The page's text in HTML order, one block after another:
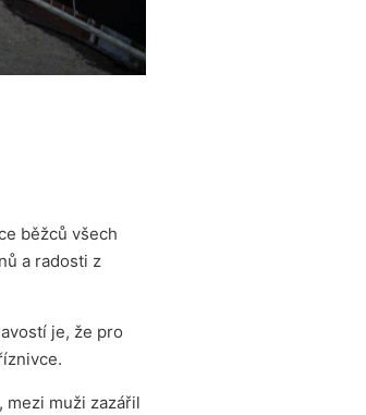
běžců všech
a radosti z
je, že pro
muži zazářil